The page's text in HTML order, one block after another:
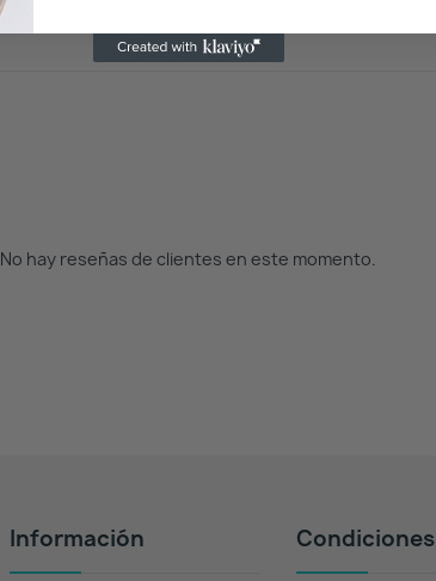
No hay reseñas de clientes en este momento.
Información Condiciones